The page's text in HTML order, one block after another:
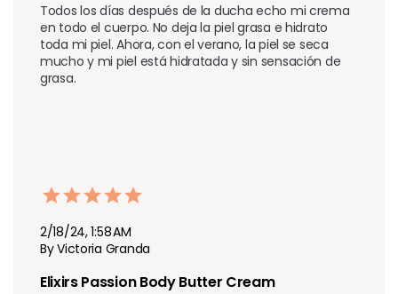
Todos los días después de la ducha echo mi crema
en todo el cuerpo. No deja la piel grasa e hidrato
toda mi piel. Ahora, con el verano, la piel se seca
mucho y mi piel está hidratada y sin sensación de
grasa.
2/18/24, 1:58 AM
By Victoria Granda
Elixirs Passion Body Butter Cream